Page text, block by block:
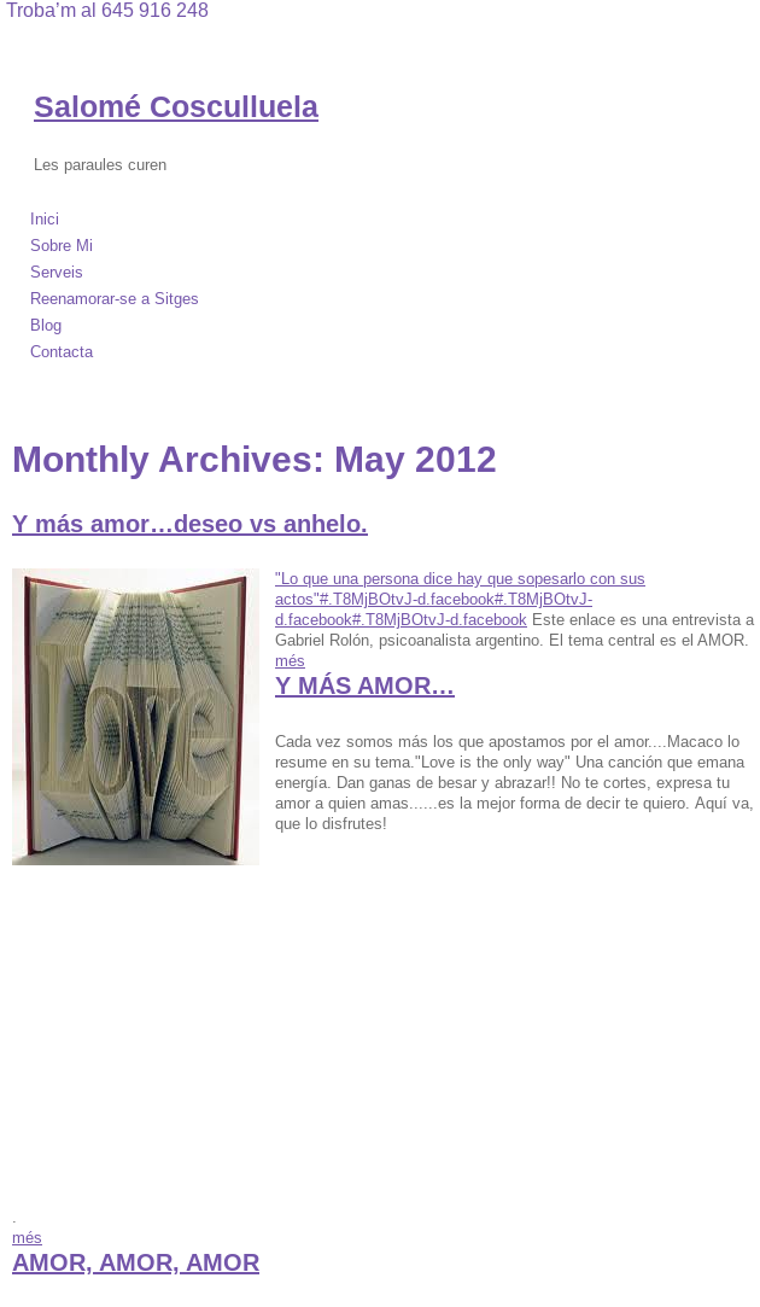
Troba’m al 645 916 248
Salomé Cosculluela
Les paraules curen
Inici
Sobre Mi
Serveis
Reenamorar-se a Sitges
Blog
Contacta
Monthly Archives: May 2012
Y más amor…deseo vs anhelo.
"Lo que una persona dice hay que sopesarlo con sus
actos"#.T8MjBOtvJ-d.facebook#.T8MjBOtvJ-
d.facebook#.T8MjBOtvJ-d.facebook Este enlace es una entrevista a
Gabriel Rolón, psicoanalista argentino. El tema central es el AMOR.
més
Y MÁS AMOR…
Cada vez somos más los que apostamos por el amor....Macaco lo
resume en su tema."Love is the only way" Una canción que emana
energía. Dan ganas de besar y abrazar!! No te cortes, expresa tu
amor a quien amas......es la mejor forma de decir te quiero. Aquí va,
que lo disfrutes!
.
més
AMOR, AMOR, AMOR